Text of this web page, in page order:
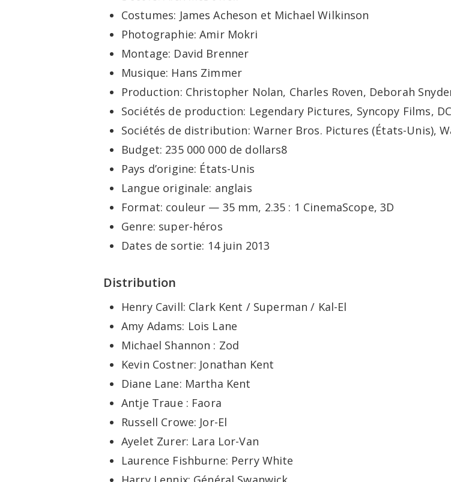
Costumes: James Acheson et Michael Wilkinson
Photographie: Amir Mokri
Montage: David Brenner
Musique: Hans Zimmer
Production: Christopher Nolan, Charles Roven, Deborah
Sociétés de production: Legendary Pictures, Syncopy Films,
Sociétés de distribution: Warner Bros. Pictures (États-Unis),
Budget: 235 000 000 de dollars8
Pays d’origine: États-Unis
Langue originale: anglais
Format: couleur — 35 mm, 2.35 : 1 CinemaScope, 3D
Genre: super-héros
Dates de sortie: 14 juin 2013
Distribution
Henry Cavill: Clark Kent / Superman / Kal-El
Amy Adams: Lois Lane
Michael Shannon : Zod
Kevin Costner: Jonathan Kent
Diane Lane: Martha Kent
Antje Traue : Faora
Russell Crowe: Jor-El
Ayelet Zurer: Lara Lor-Van
Laurence Fishburne: Perry White